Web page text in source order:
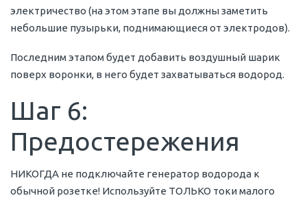
электричество (на этом этапе вы должны заметить
небольшие пузырьки, поднимающиеся от электродов).
Последним этапом будет добавить воздушный шарик
поверх воронки, в него будет захватываться водород.
Шаг 6:
Предостережения
НИКОГДА не подключайте генератор водорода к
обычной розетке! Используйте ТОЛЬКО токи малого